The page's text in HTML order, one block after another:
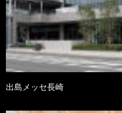
出島メッセ長崎